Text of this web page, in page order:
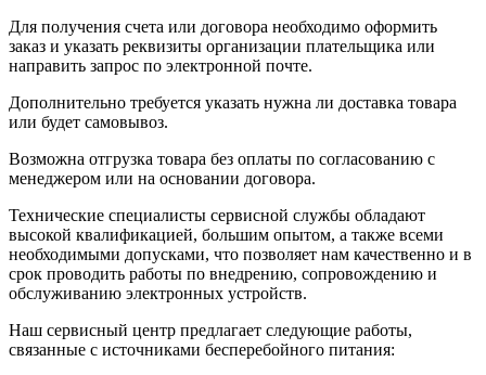
Для получения счета или договора необходимо оформить
заказ и указать реквизиты организации плательщика или
направить запрос по электронной почте.
Дополнительно требуется указать нужна ли доставка товара
или будет самовывоз.
Возможна отгрузка товара без оплаты по согласованию с
менеджером или на основании договора.
Технические специалисты сервисной службы обладают
высокой квалификацией, большим опытом, а также всеми
необходимыми допусками, что позволяет нам качественно и в
срок проводить работы по внедрению, сопровождению и
обслуживанию электронных устройств.
Наш сервисный центр предлагает следующие работы,
связанные с источниками бесперебойного питания: